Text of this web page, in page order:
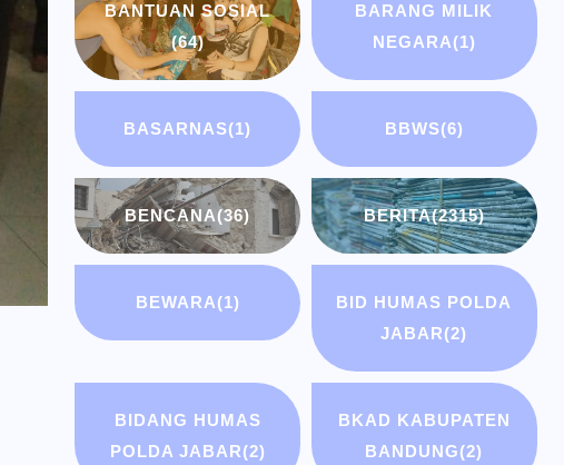
BANTUAN SOSIAL
(64)
BARANG MILIK
NEGARA(1)
BASARNAS(1) BBWS(6)
BENCANA(36) BERITA(2315)
BEWARA(1)
BID HUMAS POLDA
JABAR(2)
BIDANG HUMAS
POLDA JABAR(2)
BKAD KABUPATEN
BANDUNG(2)